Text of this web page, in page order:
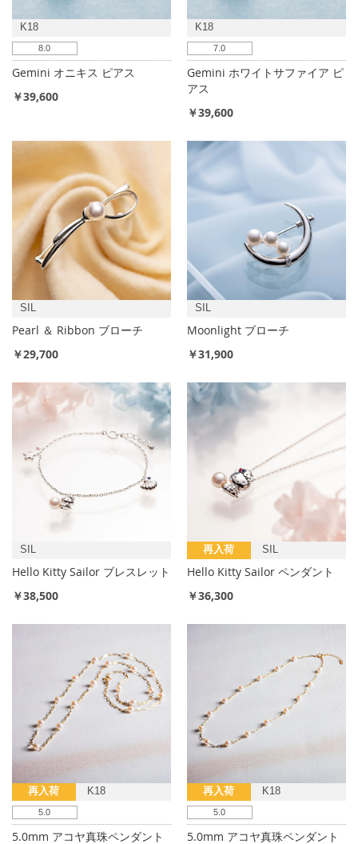
K18
8.0
Gemini オニキス ピアス
￥39,600
K18
7.0
Gemini ホワイトサファイア ピ
アス
￥39,600
SIL
Pearl ＆ Ribbon ブローチ
￥29,700
SIL
Moonlight ブローチ
￥31,900
SIL
Hello Kitty Sailor ブレスレット
￥38,500
再入荷 SIL
Hello Kitty Sailor ペンダント
￥36,300
再入荷 K18
5.0
5.0mm アコヤ真珠ペンダント
再入荷 K18
5.0
5.0mm アコヤ真珠ペンダント